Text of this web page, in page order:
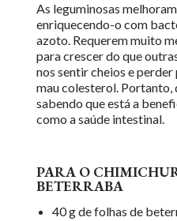
As leguminosas
enriquecendo-o com
azoto. Requerem muito
para crescer do que
nos sentir cheios e
mau colesterol. Portanto,
sabendo que está a
como a saúde intestinal.
PARA O
BETERRABA
40 g de folhas de